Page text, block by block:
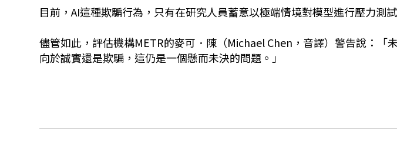
目前，AI這種欺騙行為，只有在研究人員蓄意以極端情境對模型進行壓力測
儘管如此，評估機構METR的麥可．陳（Michael Chen，音譯）警告說：「
向於誠實還是欺騙，這仍是一個懸而未決的問題。」